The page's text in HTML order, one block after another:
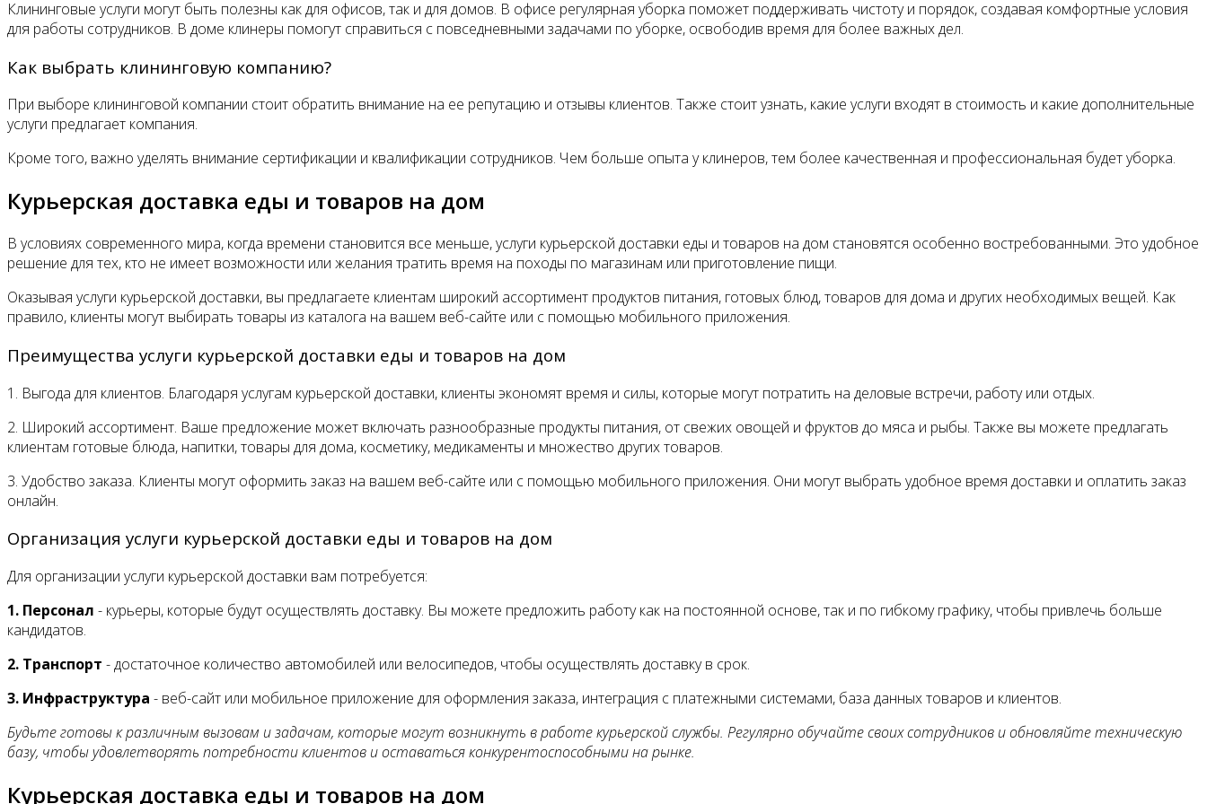
Клининговые услуги могут быть полезны как для офисов, так и для домов. В офисе регулярная уборка поможет поддерживать чистоту и порядок, создавая комфортные условия
для работы сотрудников. В доме клинеры помогут справиться с повседневными задачами по уборке, освободив время для более важных дел.
Как выбрать клининговую компанию?
При выборе клининговой компании стоит обратить внимание на ее репутацию и отзывы клиентов. Также стоит узнать, какие услуги входят в стоимость и какие дополнительные
услуги предлагает компания.
Кроме того, важно уделять внимание сертификации и квалификации сотрудников. Чем больше опыта у клинеров, тем более качественная и профессиональная будет уборка.
Курьерская доставка еды и товаров на дом
В условиях современного мира, когда времени становится все меньше, услуги курьерской доставки еды и товаров на дом становятся особенно востребованными. Это удобное
решение для тех, кто не имеет возможности или желания тратить время на походы по магазинам или приготовление пищи.
Оказывая услуги курьерской доставки, вы предлагаете клиентам широкий ассортимент продуктов питания, готовых блюд, товаров для дома и других необходимых вещей. Как
правило, клиенты могут выбирать товары из каталога на вашем веб-сайте или с помощью мобильного приложения.
Преимущества услуги курьерской доставки еды и товаров на дом
1. Выгода для клиентов. Благодаря услугам курьерской доставки, клиенты экономят время и силы, которые могут потратить на деловые встречи, работу или отдых.
2. Широкий ассортимент. Ваше предложение может включать разнообразные продукты питания, от свежих овощей и фруктов до мяса и рыбы. Также вы можете предлагать
клиентам готовые блюда, напитки, товары для дома, косметику, медикаменты и множество других товаров.
3. Удобство заказа. Клиенты могут оформить заказ на вашем веб-сайте или с помощью мобильного приложения. Они могут выбрать удобное время доставки и оплатить заказ
онлайн.
Организация услуги курьерской доставки еды и товаров на дом
Для организации услуги курьерской доставки вам потребуется:
1. Персонал - курьеры, которые будут осуществлять доставку. Вы можете предложить работу как на постоянной основе, так и по гибкому графику, чтобы привлечь больше
кандидатов.
2. Транспорт - достаточное количество автомобилей или велосипедов, чтобы осуществлять доставку в срок.
3. Инфраструктура - веб-сайт или мобильное приложение для оформления заказа, интеграция с платежными системами, база данных товаров и клиентов.
Будьте готовы к различным вызовам и задачам, которые могут возникнуть в работе курьерской службы. Регулярно обучайте своих сотрудников и обновляйте техническую
базу, чтобы удовлетворять потребности клиентов и оставаться конкурентоспособными на рынке.
Курьерская доставка еды и товаров на дом